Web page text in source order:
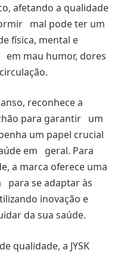
afetando a qualidade
mal pode ter um
física, mental e
mau humor, dores
reconhece a
para garantir um
um papel crucial
em geral. Para
a marca oferece uma
para se adaptar às
inovação e
da sua saúde.
qualidade, a JYSK